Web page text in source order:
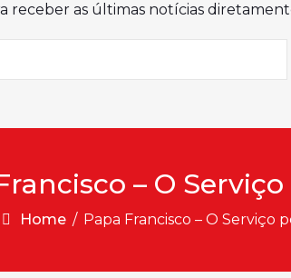
receber as últimas notícias
– O
Home / Papa Francisco – O Serviço